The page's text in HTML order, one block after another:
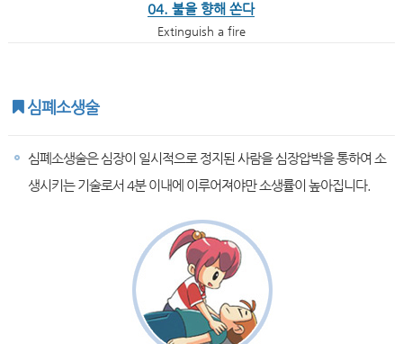
04. 불을 향해 쏜다
Extinguish a fire
심폐소생술
심폐소생술은 심장이 일시적으로 정지된 사람을 심장압박을 통하여 소
생시키는 기술로서 4분 이내에 이루어져야만 소생률이 높아집니다.